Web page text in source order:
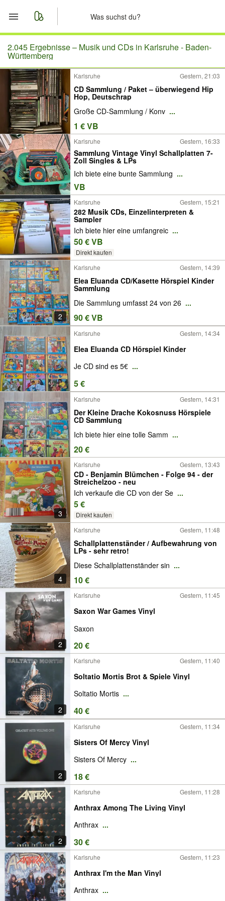
Start
Merkliste
Nachrichten
Anzeige aufgeben
2.045 Ergebnisse – Musik und CDs in Karlsruhe - Baden-
Württemberg
Karlsruhe Gestern, 21:03
​CD Sammlung / Paket – überwiegend Hip
Hop, Deutschrap
​Große CD-Sammlung / Konv ...
1 € VB
Karlsruhe Gestern, 16:33
Sammlung Vintage Vinyl Schallplatten 7-
Zoll Singles & LPs
Ich biete eine bunte Sammlung ...
VB
Karlsruhe Gestern, 15:21
282 Musik CDs, Einzelinterpreten &
Sampler
Ich biete hier eine umfangreic ...
50 € VB
Direkt kaufen
2
Karlsruhe Gestern, 14:39
Elea Eluanda CD/Kasette Hörspiel Kinder
Sammlung
Die Sammlung umfasst 24 von 26 ...
90 € VB
Karlsruhe Gestern, 14:34
Elea Eluanda CD Hörspiel Kinder
Je CD sind es 5€ ...
5 €
Karlsruhe Gestern, 14:31
Der Kleine Drache Kokosnuss Hörspiele
CD Sammlung
Ich biete hier eine tolle Samm ...
20 €
3
Karlsruhe Gestern, 13:43
CD - Benjamin Blümchen - Folge 94 - der
Streichelzoo - neu
Ich verkaufe die CD von der Se ...
5 €
Direkt kaufen
4
Karlsruhe Gestern, 11:48
Schallplattenständer / Aufbewahrung von
LPs - sehr retro!
Diese Schallplattenständer sin ...
10 €
2
Karlsruhe Gestern, 11:45
Saxon War Games Vinyl
Saxon
20 €
2
Karlsruhe Gestern, 11:40
Soltatio Mortis Brot & Spiele Vinyl
Soltatio Mortis ...
40 €
2
Karlsruhe Gestern, 11:34
Sisters Of Mercy Vinyl
Sisters Of Mercy ...
18 €
2
Karlsruhe Gestern, 11:28
Anthrax Among The Living Vinyl
Anthrax ...
30 €
Karlsruhe Gestern, 11:23
Anthrax I'm the Man Vinyl
Anthrax ...